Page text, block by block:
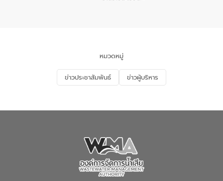
ด้านน้ำของประเทศ และเตรียมความพร้อม
รองรับการเติบโตของเมือง รวมถึงการ
ลงทุนในอุตสาหกรรมแห่งอนาคต ตลอดจน
มุ่งตอบโจทย์ความท้าทายจากวิกฤตการ
ในครั้งนี้เป็นการดึงจุดแข็งและความ
(อจน.) มาผสานกับประสบการณ์และ
เทคโนโลยีโครงข่ายน้ำครบวงจรในพื้นที่ EEC
ของอีสท์ วอเตอร์ เพื่อร่วมกันศึกษา
เทคโนโลยีการปรับปรุงคุณภาพน้ำ (Water
Reuse) และพัฒนารูปแบบการดำเนินงาน
หมวดหมู่
ข่าวประชาสัมพันธ์ ข่าวผู้บริหาร